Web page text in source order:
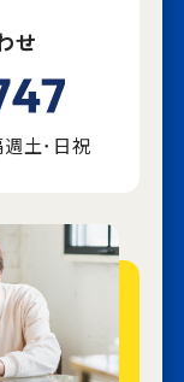
せ
土･日祝